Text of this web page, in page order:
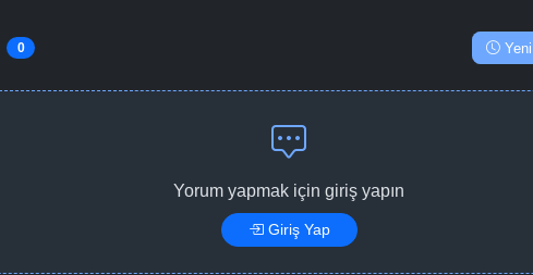
0 Yeni
Yorum yapmak için giriş yapın
Giriş Yap